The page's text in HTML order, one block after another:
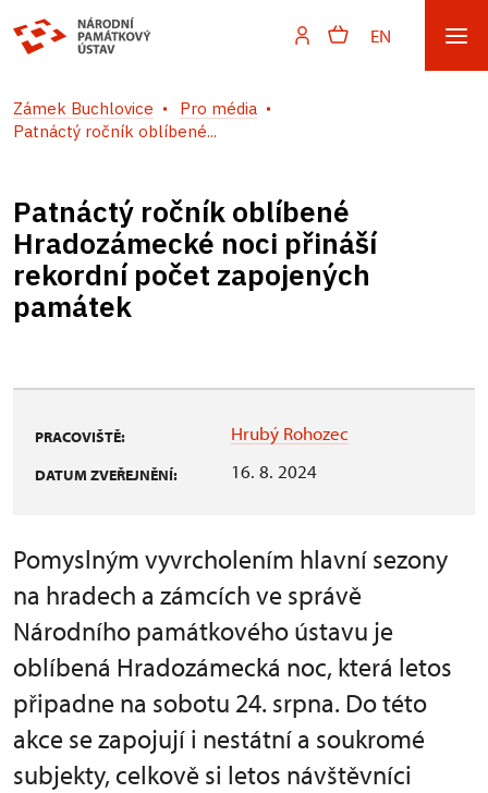
EN
Zámek Buchlovice
Pro média
Patnáctý ročník oblíbené...
Patnáctý ročník oblíbené
Hradozámecké noci přináší
rekordní počet zapojených
památek
PRACOVIŠTĚ: Hrubý Rohozec
DATUM ZVEŘEJNĚNÍ: 16. 8. 2024
Pomyslným vyvrcholením hlavní sezony
na hradech a zámcích ve správě
Národního památkového ústavu je
oblíbená Hradozámecká noc, která letos
připadne na sobotu 24. srpna. Do této
akce se zapojují i nestátní a soukromé
subjekty, celkově si letos návštěvníci